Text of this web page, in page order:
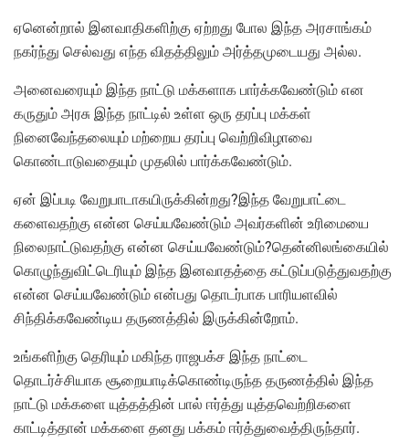
ஏனென்றால் இனவாதிகளிற்கு ஏற்றது போல இந்த அரசாங்கம்
நகர்ந்து செல்வது எந்த விதத்திலும் அர்த்தமுடையது அல்ல.
அனைவரையும் இந்த நாட்டு மக்களாக பார்க்கவேண்டும் என
கருதும் அரசு இந்த நாட்டில் உள்ள ஒரு தரப்பு மக்கள்
நினைவேந்தலையும் மற்றைய தரப்பு வெற்றிவிழாவை
கொண்டாடுவதையும் முதலில் பார்க்கவேண்டும்.
ஏன் இப்படி வேறுபாடாகயிருக்கின்றது?இந்த வேறுபாட்டை
களைவதற்கு என்ன செய்யவேண்டும் அவர்களின் உரிமையை
நிலைநாட்டுவதற்கு என்ன செய்யவேண்டும்?தென்னிலங்கையில்
கொழுந்துவிட்டெரியும் இந்த இனவாதத்தை கட்டுப்படுத்துவதற்கு
என்ன செய்யவேண்டும் என்பது தொடர்பாக பாரியளவில்
சிந்திக்கவேண்டிய தருணத்தில் இருக்கின்றோம்.
உங்களிற்கு தெரியும் மகிந்த ராஜபக்ச இந்த நாட்டை
தொடர்ச்சியாக சூறையாடிக்கொண்டிருந்த தருணத்தில் இந்த
நாட்டு மக்களை யுத்தத்தின் பால் ஈர்த்து யுத்தவெற்றிகளை
காட்டித்தான் மக்களை தனது பக்கம் ஈர்த்துவைத்திருந்தார்.